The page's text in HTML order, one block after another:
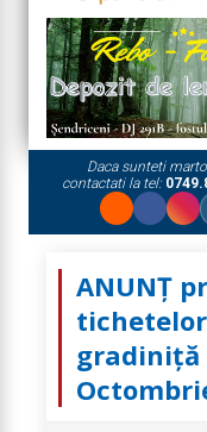
Daca sunteti
contactati la tel:
ANUNȚ